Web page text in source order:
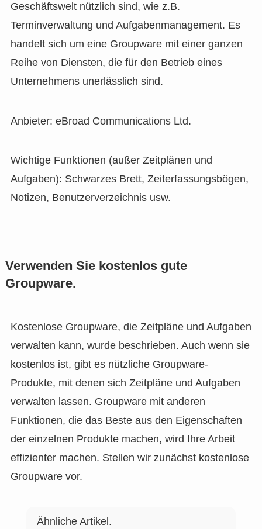
Geschäftswelt nützlich sind, wie z.B.
Terminverwaltung und Aufgabenmanagement. Es
handelt sich um eine Groupware mit einer ganzen
Reihe von Diensten, die für den Betrieb eines
Unternehmens unerlässlich sind.
Anbieter: eBroad Communications Ltd.
Wichtige Funktionen (außer Zeitplänen und
Aufgaben): Schwarzes Brett, Zeiterfassungsbögen,
Notizen, Benutzerverzeichnis usw.
Verwenden Sie kostenlos gute
Groupware.
Kostenlose Groupware, die Zeitpläne und Aufgaben
verwalten kann, wurde beschrieben. Auch wenn sie
kostenlos ist, gibt es nützliche Groupware-
Produkte, mit denen sich Zeitpläne und Aufgaben
verwalten lassen. Groupware mit anderen
Funktionen, die das Beste aus den Eigenschaften
der einzelnen Produkte machen, wird Ihre Arbeit
effizienter machen. Stellen wir zunächst kostenlose
Groupware vor.
Ähnliche Artikel.